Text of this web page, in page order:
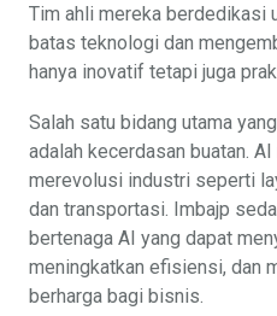
Tim ahli mereka berdedikasi
batas teknologi dan
hanya inovatif tetapi juga
Salah satu bidang utama
adalah kecerdasan buatan.
merevolusi industri seperti
dan transportasi. Imbajp
bertenaga AI yang dapat
meningkatkan efisiensi, dan
berharga bagi bisnis.